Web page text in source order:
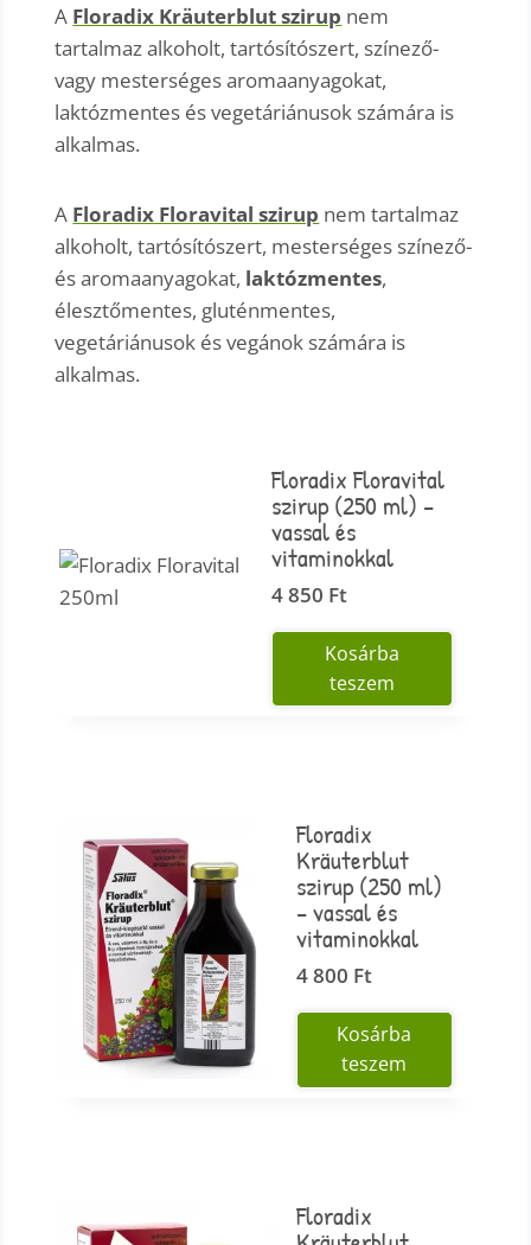
A Floradix Kräuterblut szirup nem
tartalmaz alkoholt, tartósítószert, színező-
vagy mesterséges aromaanyagokat,
laktózmentes és vegetáriánusok számára is
alkalmas.
A Floradix Floravital szirup nem tartalmaz
alkoholt, tartósítószert, mesterséges színező-
és aromaanyagokat, laktózmentes,
élesztőmentes, gluténmentes,
vegetáriánusok és vegánok számára is
alkalmas.
Floradix Floravital
szirup (250 ml) –
vassal és
vitaminokkal
4 850 Ft
Kosárba
teszem
Floradix
Kräuterblut
szirup (250 ml)
– vassal és
vitaminokkal
4 800 Ft
Kosárba
teszem
Floradix